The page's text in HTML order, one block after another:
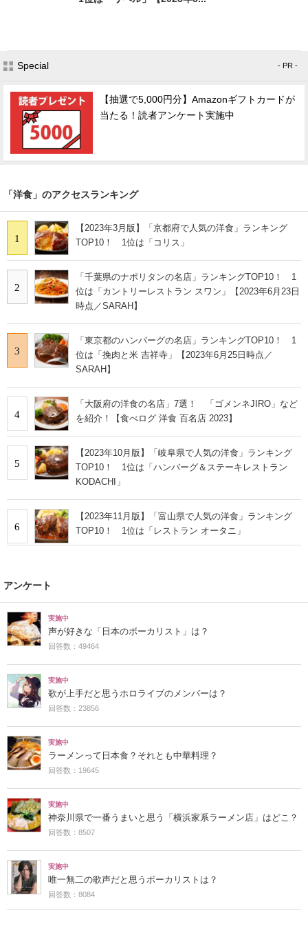
Special - PR -
【抽選で5,000円分】Amazonギフトカードが
当たる！読者アンケート実施中
「洋食」のアクセスランキング
1
【2023年3月版】「京都府で人気の洋食」ランキング
TOP10！ 1位は「コリス」
2
「千葉県のナポリタンの名店」ランキングTOP10！ 1
位は「カントリーレストラン スワン」【2023年6月23日
時点／SARAH】
3
「東京都のハンバーグの名店」ランキングTOP10！ 1
位は「挽肉と米 吉祥寺」【2023年6月25日時点／
SARAH】
4
「大阪府の洋食の名店」7選！ 「ゴメンネJIRO」など
を紹介！【食べログ 洋食 百名店 2023】
5
【2023年10月版】「岐阜県で人気の洋食」ランキング
TOP10！ 1位は「ハンバーグ＆ステーキレストラン
KODACHI」
6
【2023年11月版】「富山県で人気の洋食」ランキング
TOP10！ 1位は「レストラン オータニ」
アンケート
実施中
声が好きな「日本のボーカリスト」は？
回答数：49464
実施中
歌が上手だと思うホロライブのメンバーは？
回答数：23856
実施中
ラーメンって日本食？それとも中華料理？
回答数：19645
実施中
神奈川県で一番うまいと思う「横浜家系ラーメン店」はどこ？
回答数：8507
実施中
唯一無二の歌声だと思うボーカリストは？
回答数：8084